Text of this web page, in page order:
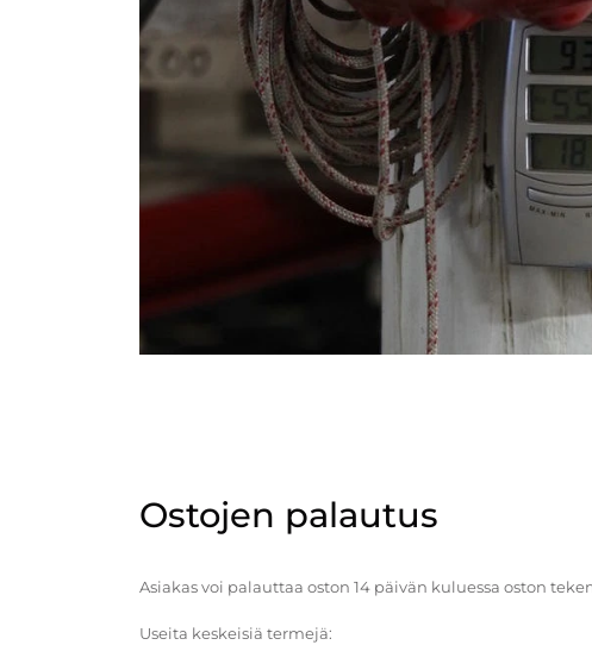
Ostojen palautus
Asiakas voi palauttaa oston 14 päivän kuluessa oston
Useita keskeisiä termejä: